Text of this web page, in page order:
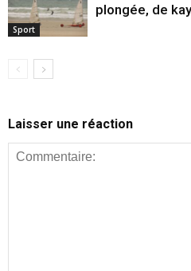
Sport
plongée, de
Laisser une réaction